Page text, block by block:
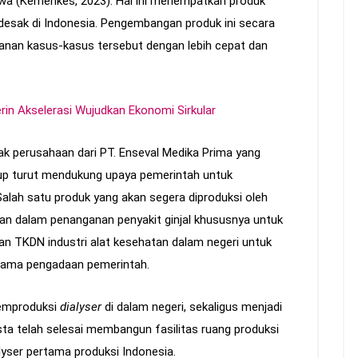
di Indonesia. Pengembangan produk ini secara
kasus-kasus tersebut dengan lebih cepat dan
Akselerasi Wujudkan Ekonomi Sirkular
perusahaan dari PT. Enseval Medika Prima yang
turut mendukung upaya pemerintah untuk
satu produk yang akan segera diproduksi oleh
dalam penanganan penyakit ginjal khususnya untuk
TKDN industri alat kesehatan dalam negeri untuk
pengadaan pemerintah.
dialyserdi dalam negeri, sekaligus menjadi
telah selesai membangun fasilitas ruang produksi
pertama produksi Indonesia.